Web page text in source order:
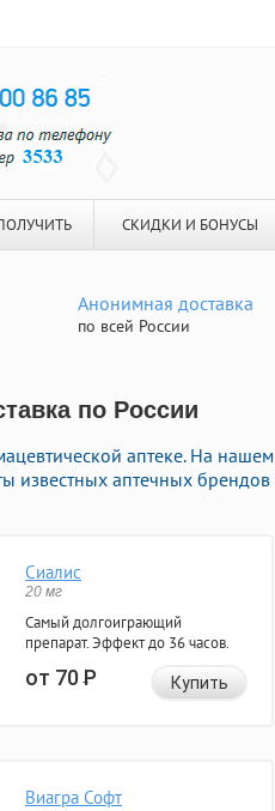
СКИДКИ И БОНУСЫ
Анонимная доставка
по всей России
по России
аптеке. На нашем
известных аптечных брендов
Сиалис
20 мг
Самый долгоиграющий
препарат. Эффект до 36 часов.
от 70Р Купить
Виагра Софт